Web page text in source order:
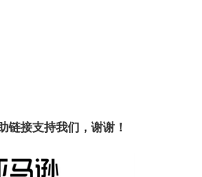
链接支持我们，谢谢！